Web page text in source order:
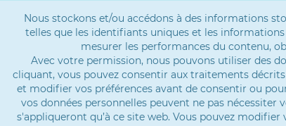
Nous stockons et/ou accédons à des informations
telles que les identifiants uniques et les
mesurer les performances du contenu,
Avec votre permission, nous pouvons utiliser des
cliquant, vous pouvez consentir aux traitements
et modifier vos préférences avant de consentir ou
vos données personnelles peuvent ne pas
s'appliqueront qu’à ce site web. Vous pouvez